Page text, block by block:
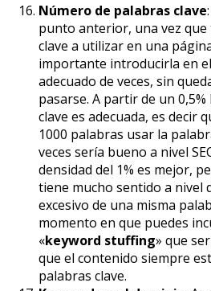
Número de palabras clave
punto anterior, una vez
clave a utilizar en una
importante introducirla en
adecuado de veces, sin
pasarse. A partir de un
clave es adecuada, es decir
1000 palabras usar la
veces sería bueno a nivel
densidad del 1% es mejor,
tiene mucho sentido a nivel
excesivo de una misma
momento en que puedes
«keyword stuffing» que
que el contenido siempre
palabras clave.